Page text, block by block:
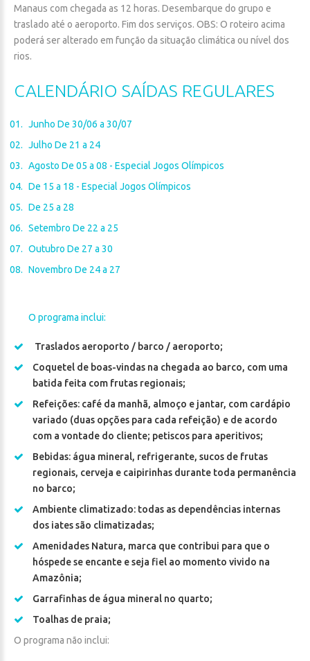
Manaus com chegada as 12 horas. Desembarque do grupo e
traslado até o aeroporto. Fim dos serviços. OBS: O roteiro acima
poderá ser alterado em função da situação climática ou nível dos
rios.
CALENDÁRIO SAÍDAS REGULARES
Junho De 30/06 a 30/07
Julho De 21 a 24
Agosto De 05 a 08 - Especial Jogos Olímpicos
De 15 a 18 - Especial Jogos Olímpicos
De 25 a 28
Setembro De 22 a 25
Outubro De 27 a 30
Novembro De 24 a 27
O programa inclui:
Traslados aeroporto / barco / aeroporto;
Coquetel de boas-vindas na chegada ao barco, com uma
batida feita com frutas regionais;
Refeições: café da manhã, almoço e jantar, com cardápio
variado (duas opções para cada refeição) e de acordo
com a vontade do cliente; petiscos para aperitivos;
Bebidas: água mineral, refrigerante, sucos de frutas
regionais, cerveja e caipirinhas durante toda permanência
no barco;
Ambiente climatizado: todas as dependências internas
dos iates são climatizadas;
Amenidades Natura, marca que contribui para que o
hóspede se encante e seja fiel ao momento vivido na
Amazônia;
Garrafinhas de água mineral no quarto;
Toalhas de praia;
O programa não inclui: